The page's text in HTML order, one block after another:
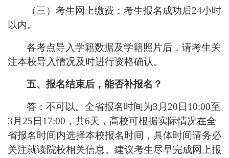
（三）考生网上缴费：考生报名成功后24小时
以内。
各考点导入学籍数据及学籍照片后，请考生关
注本校导入情况及时进行资格确认。
五、报名结束后，能否补报名？
答：不可以。全省报名时间为3月20日10:00至
3月25日17:00，共6天，高校可根据实际情况在全
省报名时间内选择本校报名时间，具体时间请务必
关注就读院校相关信息。建议考生尽早完成网上报